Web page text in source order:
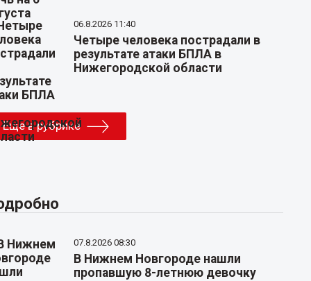
06.8.2026 11:40
Четыре человека пострадали в
результате атаки БПЛА в
Нижегородской области
Еще в рубрике
07.8.2026 08:30
В Нижнем Новгороде нашли
пропавшую 8-летнюю девочку